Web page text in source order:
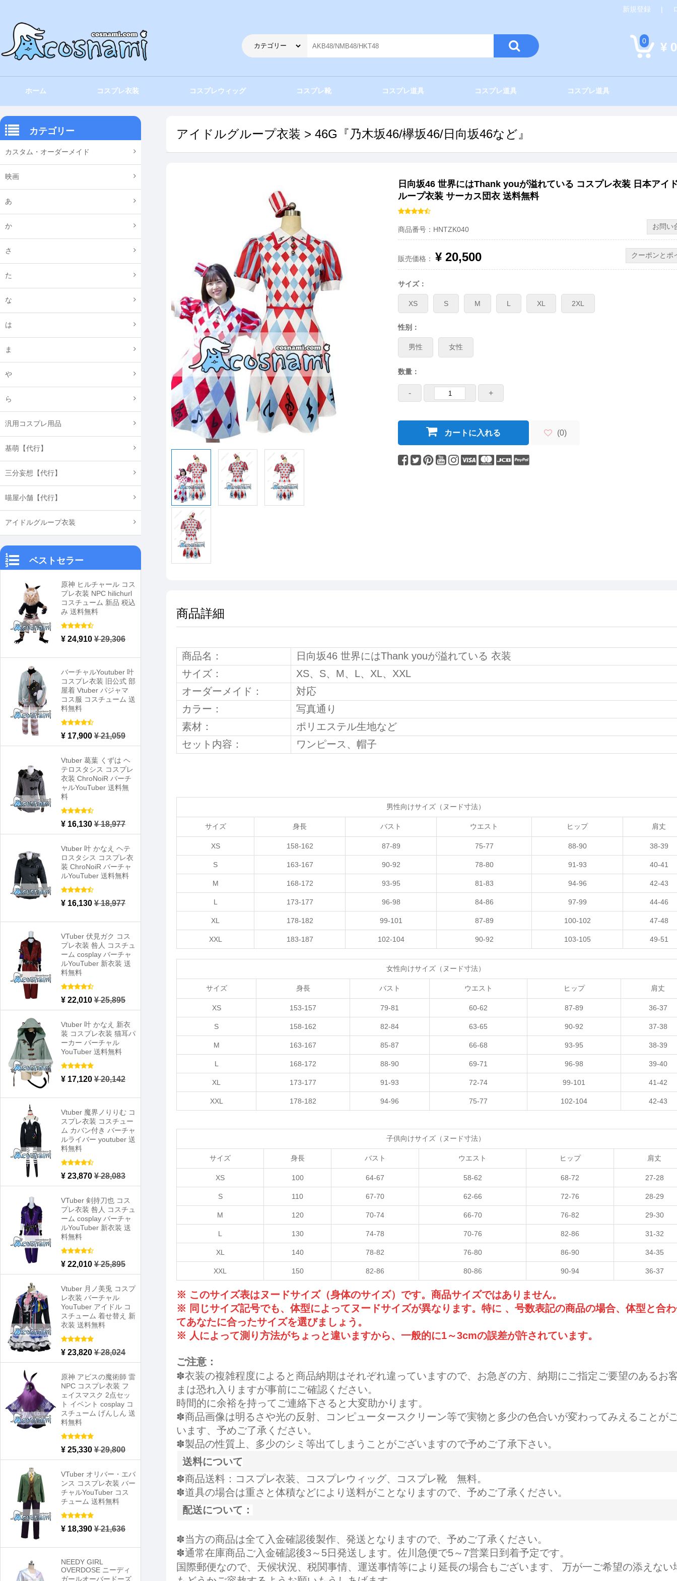
新規登録 |
0 ¥ 0
ホーム コスプレ衣装 コスプレウィッグ コスプレ靴 コスプレ道具 コスプレ道具 コスプレ道具
カテゴリー
カスタム・オーダーメイド
映画
あ
か
さ
た
な
は
ま
や
ら
汎用コスプレ用品
基萌【代行】
三分妄想【代行】
喵屋小舗【代行】
アイドルグループ衣装
ベストセラー
原神 ヒルチャール コス
プレ衣装 NPC hilichurl
コスチューム 新品 税込
み 送料無料
¥ 24,910 ¥ 29,306
バーチャルYoutuber 叶
コスプレ衣装 旧公式 部
屋着 Vtuber パジャマ
コス服 コスチューム 送
料無料
¥ 17,900 ¥ 21,059
Vtuber 葛葉 くずは ヘ
テロスタシス コスプレ
衣装 ChroNoiR バーチ
ャルYouTuber 送料無
料
¥ 16,130 ¥ 18,977
Vtuber 叶 かなえ ヘテ
ロスタシス コスプレ衣
装 ChroNoiR バーチャ
ルYouTuber 送料無料
¥ 16,130 ¥ 18,977
VTuber 伏見ガク コス
プレ衣装 咎人 コスチュ
ーム cosplay バーチャ
ルYouTuber 新衣装 送
料無料
¥ 22,010 ¥ 25,895
Vtuber 叶 かなえ 新衣
装 コスプレ衣装 猫耳パ
ーカー バーチャル
YouTuber 送料無料
¥ 17,120 ¥ 20,142
Vtuber 魔界ノりりむ コ
スプレ衣装 コスチュー
ム カバン付き バーチャ
ルライバー youtuber 送
料無料
¥ 23,870 ¥ 28,083
VTuber 剣持刀也 コス
プレ衣装 咎人 コスチュ
ーム cosplay バーチャ
ルYouTuber 新衣装 送
料無料
¥ 22,010 ¥ 25,895
Vtuber 月ノ美兎 コスプ
レ衣装 バーチャル
YouTuber アイドル コ
スチューム 着せ替え 新
衣装 送料無料
¥ 23,820 ¥ 28,024
原神 アビスの魔術師 雷
NPC コスプレ衣装 フ
ェイスマスク 2点セッ
ト イベント cosplay コ
スチューム げんしん 送
料無料
¥ 25,330 ¥ 29,800
VTuber オリバー・エバ
ンス コスプレ衣装 バー
チャルYouTuber コス
チューム 送料無料
¥ 18,390 ¥ 21,636
NEEDY GIRL
OVERDOSE ニーディ
ガールオーバードーズ
アイドルグループ衣装 > 46G『乃木坂46/欅坂46/日向坂46など』
日向坂46 世界にはThank youが溢れている コスプレ衣装 日本アイ
ループ衣装 サーカス団衣 送料無料
商品番号：HNTZK040 お問い
販売価格： ¥ 20,500 クーポンとポ
サイズ：
XS S M L XL 2XL
性别：
男性 女性
数量：
- +
カートに入れる (0)
商品詳細
商品名：
日向坂46 世界にはThank youが溢れている 衣装
サイズ：
XS、S、M、L、XL、XXL
オーダーメイド：
対応
カラー：
写真通り
素材：
ポリエステル生地など
セット内容：
ワンピース、帽子
男性向けサイズ（ヌード寸法）
サイズ 身長 バスト ウエスト ヒップ 肩丈
XS 158-162 87-89 75-77 88-90 38-39
S 163-167 90-92 78-80 91-93 40-41
M 168-172 93-95 81-83 94-96 42-43
L 173-177 96-98 84-86 97-99 44-46
XL 178-182 99-101 87-89 100-102 47-48
XXL 183-187 102-104 90-92 103-105 49-51
女性向けサイズ（ヌード寸法）
サイズ 身長 バスト ウエスト ヒップ 肩丈
XS 153-157 79-81 60-62 87-89 36-37
S 158-162 82-84 63-65 90-92 37-38
M 163-167 85-87 66-68 93-95 38-39
L 168-172 88-90 69-71 96-98 39-40
XL 173-177 91-93 72-74 99-101 41-42
XXL 178-182 94-96 75-77 102-104 42-43
子供向けサイズ（ヌード寸法）
サイズ 身長 バスト ウエスト ヒップ 肩丈
XS 100 64-67 58-62 68-72 27-28
S 110 67-70 62-66 72-76 28-29
M 120 70-74 66-70 76-82 29-30
L 130 74-78 70-76 82-86 31-32
XL 140 78-82 76-80 86-90 34-35
XXL 150 82-86 80-86 90-94 36-37
※ このサイズ表はヌードサイズ（身体のサイズ）です。商品サイズではありません。
※ 同じサイズ記号でも、体型によってヌードサイズが異なります。特に 、号数表記の商品の場合、体型と合
てあなたに合ったサイズを選びましょう。
※ 人によって測り方法がちょっと違いますから、一般的に1～3cmの誤差が許されています。
ご注意：
✽衣装の複雑程度によると商品納期はそれぞれ違っていますので、お急ぎの方、納期にご指定ご要望のあるお
まは恐れ入りますが事前にご確認ください。
時間的に余裕を持ってご連絡下さると大変助かります。
✽商品画像は明るさや光の反射、コンピュータースクリーン等で実物と多少の色合いが変わってみえることが
います、予めご了承ください。
✽製品の性質上、多少のシミ等出てしまうことがございますので予めご了承下さい。
送料について
✽商品送料：コスプレ衣装、コスプレウィッグ、コスプレ靴 無料。
✽道具の場合は重さと体積などにより送料がことなりますので、予めご了承ください。
配送について：
✽当方の商品は全て入金確認後製作、発送となりますので、予めご了承ください。
✽通常在庫商品ご入金確認後3～5日発送します。佐川急便で5～7営業日到着予定です。
国際郵便なので、天候状況、税関事情、運送事情等により延長の場合もございます、 万が一ご希望の添えない